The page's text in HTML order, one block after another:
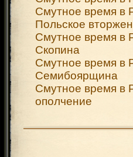
Смутное время в
Польское
Смутное время в
Скопина
Смутное время в
Семибоярщина
Смутное время в
ополчение